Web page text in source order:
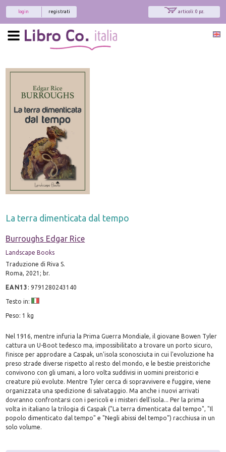
articoli: 0 pz.
registrati
login
La terra dimenticata dal tempo
Burroughs Edgar Rice
Landscape Books
Traduzione di Riva S.
Roma, 2021; br.
EAN13 :9791280243140
Testo in:
Peso: 1 kg
Nel 1916, mentre infuria la Prima Guerra Mondiale, il giovane Bowen Tyler
cattura un U-Boot tedesco ma, impossibilitato a trovare un porto sicuro,
finisce per approdare a Caspak, un'isola sconosciuta in cui l'evoluzione ha
preso strade diverse rispetto al resto del mondo, e le bestie preistoriche
convivono con gli umani, a loro volta suddivisi in uomini preistorici e
creature più evolute. Mentre Tyler cerca di sopravvivere e fuggire, viene
organizzata una spedizione di salvataggio. Ma anche i nuovi arrivati
dovranno confrontarsi con i pericoli e i misteri dell'isola... Per la prima
volta in italiano la trilogia di Caspak ("La terra dimenticata dal tempo", "Il
popolo dimenticato dal tempo" e "Negli abissi del tempo") racchiusa in un
solo volume.